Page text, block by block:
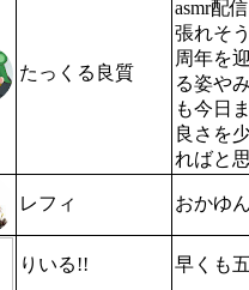
たっくる良質
asmr配
張れそ
周年を
る姿や
も今日
良さを
ればと
レフィ おかゆ
りいる!! 早くも